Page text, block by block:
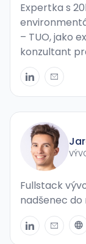
Expertka s
– TUO, jako
konzultant
Fullstack
nadšenec